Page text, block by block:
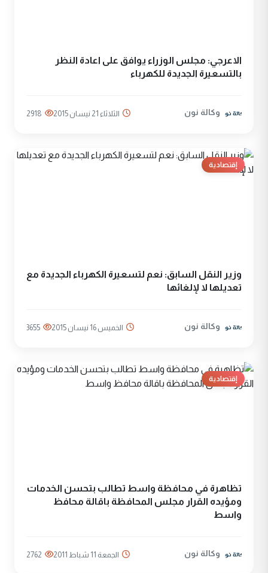
الاعرجي: مجلس الوزراء يوافق على اعادة النظر
بالتسعيرة الجديدة للكهرباء
وكالة نون الثلاثاء 21 نيسان 2015 2918
إقتصادية
وزير النقل السابق: نعم لتسعيرة الكهرباء الجديدة مع
تعديلها لا لإلغائها
وكالة نون الخميس 16 نيسان 2015 3655
إقتصادية
تظاهرة في محافظة واسط تطالب بتحسن الخدمات
ومؤيده القرار مجلس المحافظة باقالة محافظ
واسط
وكالة نون الجمعة 11 شباط 2011 2762